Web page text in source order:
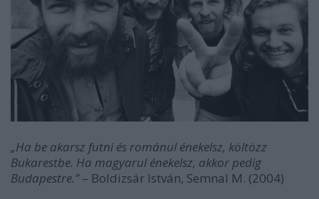
„Ha be akarsz futni és románul énekelsz, költözz
Bukarestbe. Ha magyarul énekelsz, akkor pedig
Budapestre.”– Boldizsár István, Semnal M. (2004)